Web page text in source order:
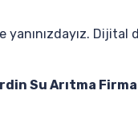
yanınızdayız. Dijital
Su Arıtma